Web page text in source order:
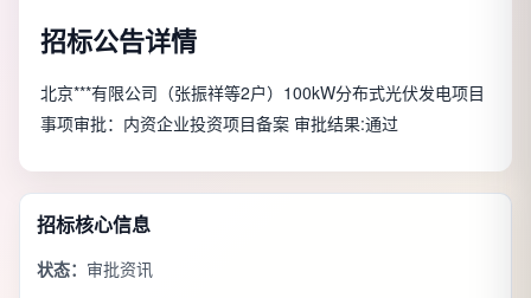
招标公告详情
北京***有限公司（张振祥等2户）100kW分布式光伏发电项目
事项审批：内资企业投资项目备案 审批结果:通过
招标核心信息
状态： 审批资讯